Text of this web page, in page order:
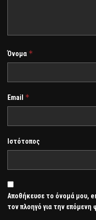
Όνομα *
Email *
Ιστότοπος
Αποθήκευσε το όνομά μου,
τον πλοηγό για την